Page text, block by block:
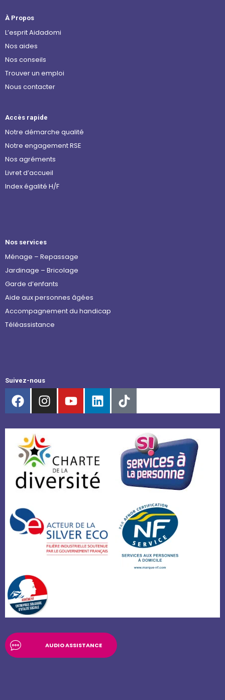
À Propos
L’esprit Aidadomi
Nos aides
Nos conseils
Trouver un emploi
Nous contacter
Accès rapide
Notre démarche qualité
Notre engagement RSE
Nos agréments
Livret d’accueil
Index égalité H/F
Nos services
Ménage – Repassage
Jardinage – Bricolage
Garde d’enfants
Aide aux personnes âgées
Accompagnement du handicap
Téléassistance
Suivez-nous
AUDIO ASSISTANCE